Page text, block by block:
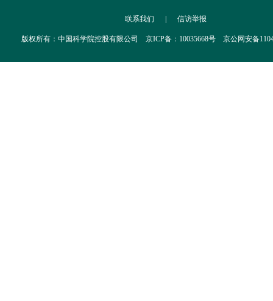
联系我们 | 信访举报
版权所有：中国科学院控股有限公司 京ICP备：10035668号 京公网安备